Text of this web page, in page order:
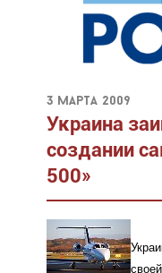
3 марта 2009
Украина
создании
500»